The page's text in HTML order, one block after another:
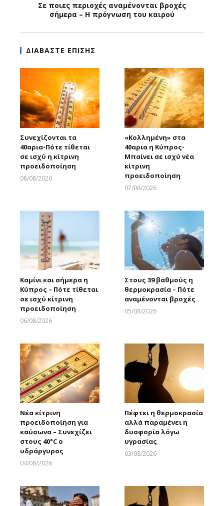
Σε ποιες περιοχές αναμένονται βροχές
σήμερα – Η πρόγνωση του καιρού
ΔΙΑΒΑΣΤΕ ΕΠΙΣΗΣ
Συνεχίζονται τα
40αρια-Πότε τίθεται
σε ισχύ η κίτρινη
προειδοποίηση
08/08/2026
«Κολλημένη» στα
40αρια η Κύπρος-
Μπαίνει σε ισχύ νέα
κίτρινη
προειδοποίηση
07/08/2026
Καμίνι και σήμερα η
Κύπρος – Πότε τίθεται
σε ισχύ κίτρινη
προειδοποίηση
06/08/2026
Στους 39 βαθμούς η
θερμοκρασία – Πότε
αναμένονται βροχές
05/08/2026
Νέα κίτρινη
προειδοποίηση για
καύσωνα – Συνεχίζει
στους 40°C ο
υδράργυρος
04/08/2026
Πέφτει η θερμοκρασία
αλλά παραμένει η
δυσφορία λόγω
υγρασίας
03/08/2026